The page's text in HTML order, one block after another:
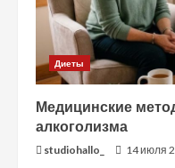
Диеты
Медицинские
алкоголизма
studiohallo_ 14 июля